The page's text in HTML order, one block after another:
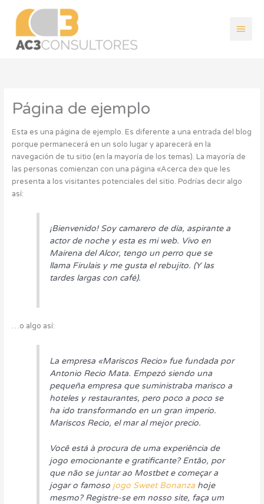
contenido
Página de ejemplo
Esta es una página de ejemplo. Es diferente a una entrada del blog
porque permanecerá en un solo lugar y aparecerá en la
navegación de tu sitio (en la mayoría de los temas). La mayoría de
las personas comienzan con una página «Acerca de» que les
presenta a los visitantes potenciales del sitio. Podrías decir algo
así:
¡Bienvenido! Soy camarero de día, aspirante a
actor de noche y esta es mi web. Vivo en
Mairena del Alcor, tengo un perro que se
llama Firulais y me gusta el rebujito. (Y las
tardes largas con café).
…o algo así:
La empresa «Mariscos Recio» fue fundada por
Antonio Recio Mata. Empezó siendo una
pequeña empresa que suministraba marisco a
hoteles y restaurantes, pero poco a poco se
ha ido transformando en un gran imperio.
Mariscos Recio, el mar al mejor precio.
Você está à procura de uma experiência de
jogo emocionante e gratificante? Então, por
que não se juntar ao Mostbet e começar a
jogar o famoso jogo Sweet Bonanzahoje
mesmo? Registre-se em nosso site, faça um